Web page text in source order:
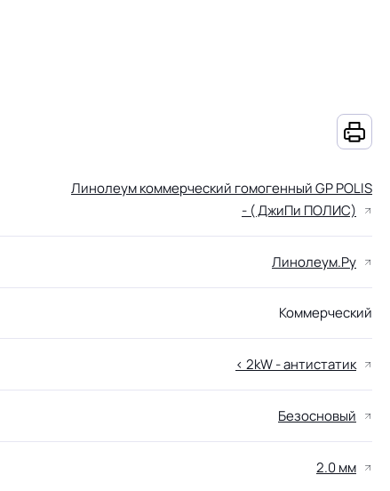
Линолеум коммерческий гомогенный GP POLIS
- ( ДжиПи ПОЛИС)
Линолеум.Ру
Коммерческий
< 2kW - антистатик
Безосновый
2.0 мм